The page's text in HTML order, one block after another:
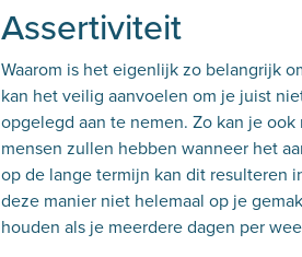
Assertiviteit
Waarom is het eigenlijk zo belangrijk
kan het veilig aanvoelen om je juist
opgelegd aan te nemen. Zo kan je
mensen zullen hebben wanneer het
op de lange termijn kan dit resulteren
deze manier niet helemaal op je
houden als je meerdere dagen per